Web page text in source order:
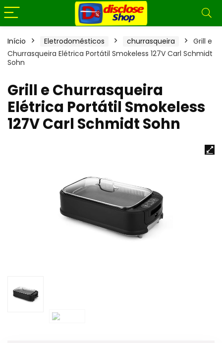
Início Eletrodomésticos churrasqueira
Grill e
Churrasqueira Elétrica Portátil Smokeless 127V Carl Schmidt
Sohn
Grill e Churrasqueira
Elétrica Portátil Smokeless
127V Carl Schmidt Sohn